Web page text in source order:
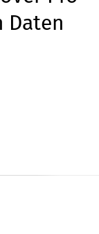
Daten